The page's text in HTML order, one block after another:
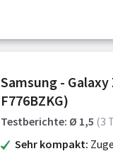
Samsung -
F776BZKG)
Testberichte: Ø 1,5 (3
Sehr kompakt